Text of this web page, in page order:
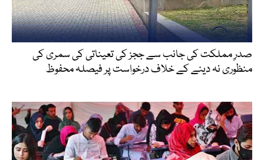
صدرِ مملکت کی جانب سے ججز کی تعیناتی کی سمری کی
منظوری نہ دینے کے خلاف درخواست پر فیصلہ محفوظ